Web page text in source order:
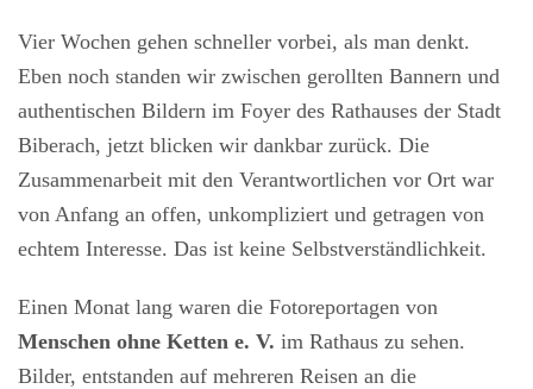
Vier Wochen gehen schneller vorbei, als man denkt.
Eben noch standen wir zwischen gerollten Bannern und
authentischen Bildern im Foyer des Rathauses der Stadt
Biberach, jetzt blicken wir dankbar zurück. Die
Zusammenarbeit mit den Verantwortlichen vor Ort war
von Anfang an offen, unkompliziert und getragen von
echtem Interesse. Das ist keine Selbstverständlichkeit.
Einen Monat lang waren die Fotoreportagen von
Menschen ohne Ketten e. V. im Rathaus zu sehen.
Bilder, entstanden auf mehreren Reisen an die